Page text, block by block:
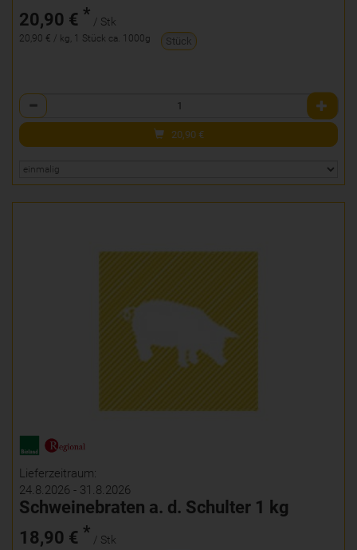
20,90 € * / Stk
20,90 € / kg, 1 Stück ca. 1000g Stück
Anzahl
20,90 €
Lieferzeitraum:
24.8.2026 - 31.8.2026
Schweinebraten a. d. Schulter 1 kg
18,90 € * / Stk